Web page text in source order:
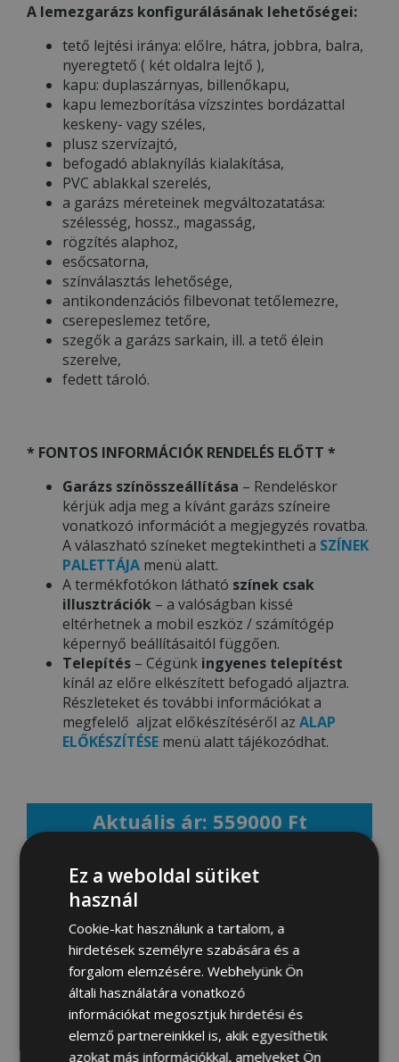
A lemezgarázs konfigurálásának lehetőségei:
tető lejtési iránya: előlre, hátra, jobbra, balra,
nyeregtető ( két oldalra lejtő ),
kapu: duplaszárnyas, billenőkapu,
kapu lemezborítása vízszintes bordázattal
keskeny- vagy széles,
plusz szervízajtó,
befogadó ablaknyílás kialakítása,
PVC ablakkal szerelés,
a garázs méreteinek megváltozatatása:
szélesség, hossz., magasság,
rögzítés alaphoz,
esőcsatorna,
színválasztás lehetősége,
antikondenzációs filbevonat tetőlemezre,
cserepeslemez tetőre,
szegők a garázs sarkain, ill. a tető élein
szerelve,
fedett tároló.
* FONTOS INFORMÁCIÓK RENDELÉS ELŐTT *
Garázs színösszeállítása – Rendeléskor
kérjük adja meg a kívánt garázs színeire
vonatkozó információt a megjegyzés rovatba.
A válaszható színeket megtekintheti a SZÍNEK
PALETTÁJA menü alatt.
A termékfotókon látható színek csak
illusztrációk – a valóságban kissé
eltérhetnek a mobil eszköz / számítógép
képernyő beállításaitól függően.
Telepítés – Cégünk ingyenes telepítést
kínál az előre elkészített befogadó aljaztra.
Részleteket és további információkat a
megfelelő aljzat előkészítéséről az ALAP
ELŐKÉSZÍTÉSE menü alatt tájékozódhat.
Aktuális ár: 559000 Ft
MEGRENDELEM
Fotógaléria:
Ez a weboldal sütiket
használ
Cookie-kat használunk a tartalom, a
hirdetések személyre szabására és a
forgalom elemzésére. Webhelyünk Ön
általi használatára vonatkozó
információkat megosztjuk hirdetési és
elemző partnereinkkel is, akik egyesíthetik
azokat más információkkal, amelyeket Ön